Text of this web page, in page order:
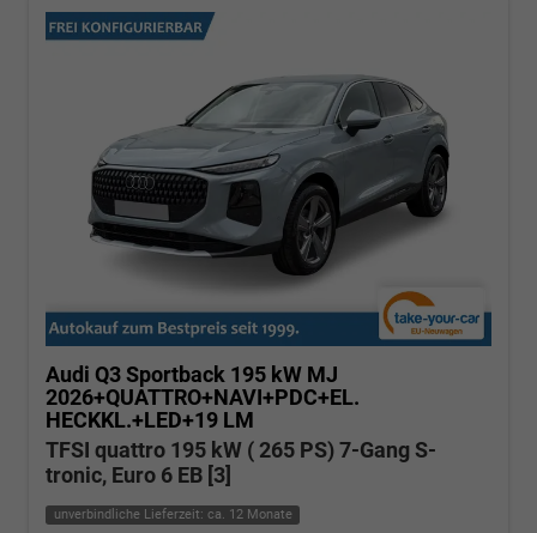
Audi Q3 Sportback 195 kW MJ
2026+QUATTRO+NAVI+PDC+EL.
HECKKL.+LED+19 LM
TFSI quattro 195 kW ( 265 PS) 7-Gang S-
tronic, Euro 6 EB [3]
unverbindliche Lieferzeit: ca. 12 Monate